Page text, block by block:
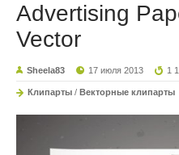
Advertising
Vector
Sheela83 17 июля 2013 1
Клипарты / Векторные клипарты